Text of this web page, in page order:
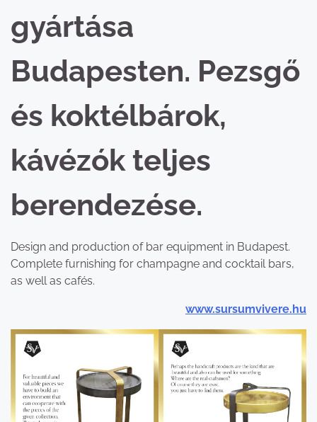
gyártása
Budapesten. Pezsgő
és koktélbárok,
kávézók teljes
berendezése.
Design and production of bar equipment in Budapest.
Complete furnishing for champagne and cocktail bars,
as well as cafés.
www.sursumvivere.hu